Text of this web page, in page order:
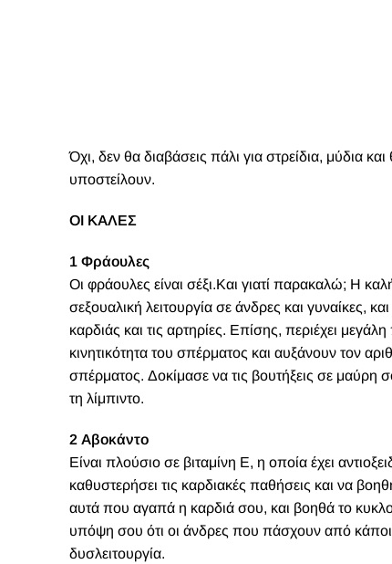
Όχι, δεν θα διαβάσεις πάλι για στρείδια, μύδια
υποστείλουν.
ΟΙ ΚΑΛΕΣ
1 Φράουλες
Οι φράουλες είναι σέξι.Και γιατί παρακαλώ; Η
σεξουαλική λειτουργία σε άνδρες και γυναίκες,
καρδιάς και τις αρτηρίες. Επίσης, περιέχει
κινητικότητα του σπέρματος και αυξάνουν τον
σπέρματος. Δοκίμασε να τις βουτήξεις σε μαύρη
τη λίμπιντο.
2 Αβοκάντο
Είναι πλούσιο σε βιταμίνη Ε, η οποία έχει
καθυστερήσει τις καρδιακές παθήσεις και να
αυτά που αγαπά η καρδιά σου, και βοηθά το
υπόψη σου ότι οι άνδρες που πάσχουν από
δυσλειτουργία.